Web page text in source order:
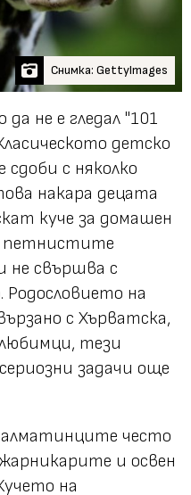
Снимка: GettyImages
не е гледал "101
детско
с няколко
накара децата
куче за домашен
петнистите
не свършва с
на
с Хърватска,
тези
задачи още
често
и освен
на